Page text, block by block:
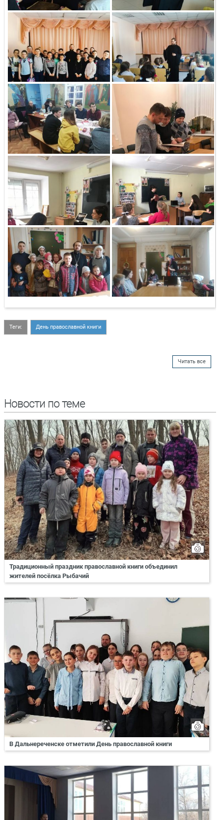
Теги: День православной книги
Читать все
Новости по теме
Традиционный праздник православной книги объединил
жителей посёлка Рыбачий
В Дальнереченске отметили День православной книги